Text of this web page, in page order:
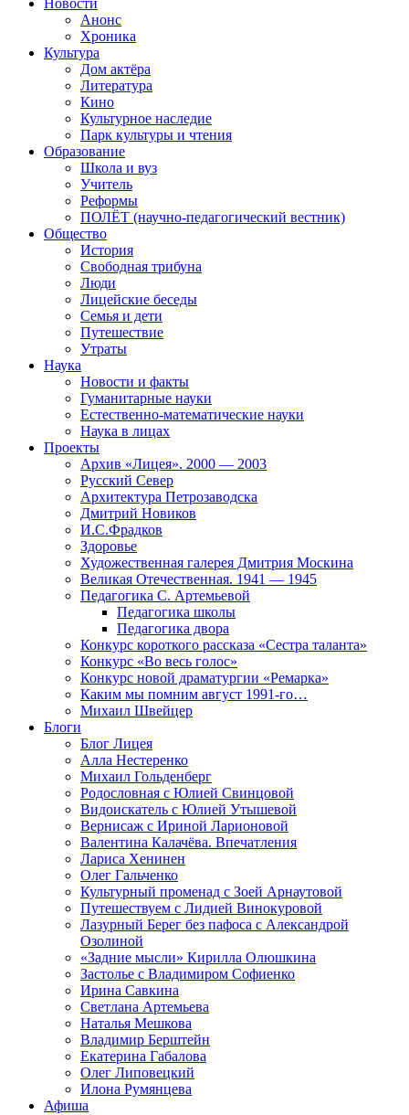
Новости
Анонс
Хроника
Культура
Дом актёра
Литература
Кино
Культурное наследие
Парк культуры и чтения
Образование
Школа и вуз
Учитель
Реформы
ПОЛЁТ (научно-педагогический вестник)
Общество
История
Свободная трибуна
Люди
Лицейские беседы
Семья и дети
Путешествие
Утраты
Наука
Новости и факты
Гуманитарные науки
Естественно-математические науки
Наука в лицах
Проекты
Архив «Лицея». 2000 — 2003
Русский Север
Архитектура Петрозаводска
Дмитрий Новиков
И.С.Фрадков
Здоровье
Художественная галерея Дмитрия Москина
Великая Отечественная. 1941 — 1945
Педагогика С. Артемьевой
Педагогика школы
Педагогика двора
Конкурс короткого рассказа «Сестра таланта»
Конкурс «Во весь голос»
Конкурс новой драматургии «Ремарка»
Каким мы помним август 1991-го…
Михаил Швейцер
Блоги
Блог Лицея
Алла Нестеренко
Михаил Гольденберг
Родословная с Юлией Свинцовой
Видоискатель с Юлией Утышевой
Вернисаж с Ириной Ларионовой
Валентина Калачёва. Впечатления
Лариса Хенинен
Олег Гальченко
Культурный променад с Зоей Арнаутовой
Путешествуем с Лидией Винокуровой
Лазурный Берег без пафоса с Александрой
Озолиной
«Задние мысли» Кирилла Олюшкина
Застолье с Владимиром Софиенко
Ирина Савкина
Светлана Артемьева
Наталья Мешкова
Владимир Берштейн
Екатерина Габалова
Олег Липовецкий
Илона Румянцева
Афиша